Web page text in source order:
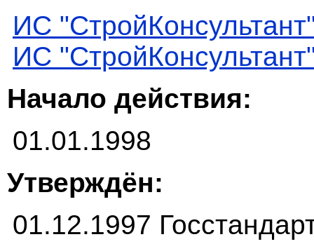
ИС
ИС
Начало действия:
01.01.1998
Утверждён:
01.12.1997